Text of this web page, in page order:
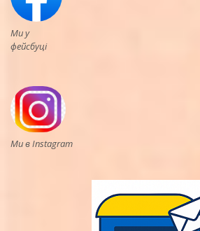
Ми у
фейсбуці
Ми в Instagram